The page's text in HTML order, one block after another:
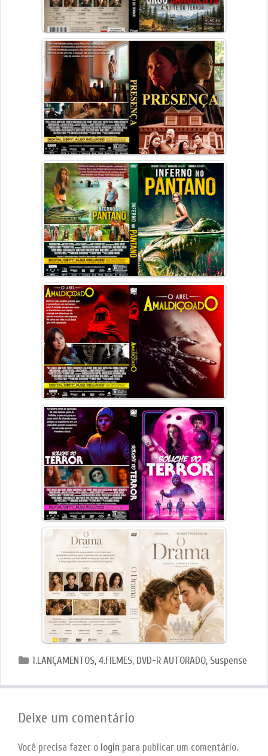
Categorias
1.LANÇAMENTOS,4.FILMES, DVD-R AUTORADO, Suspense
Deixe um comentário
Você precisa fazer o login para publicar um comentário.